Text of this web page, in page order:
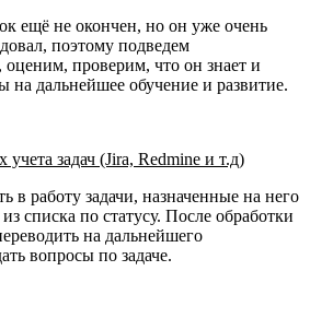
ещё не окончен, но он уже очень
поэтому подведем
проверим, что он знает и
на дальнейшее обучение и развитие.
учета задач (Jira, Redmine и т.д)
в работу задачи, назначенные на него
списка по статусу. После обработки
на дальнейшего
вопросы по задаче.